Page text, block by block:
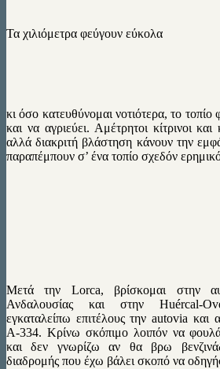
Τα χιλιόμετρα φεύγουν εύκολα
κι όσο κατευθύνομαι νοτιότερα, το τοπίο
και να αγριεύει. Αμέτρητοι κίτρινοι
αλλά διακριτή βλάστηση κάνουν την
παραπέμπουν σ’ ένα τοπίο σχεδόν
Μετά την Lorca, βρίσκομαι στην
Ανδαλουσίας και στην Huércal-
εγκαταλείπω επιτέλους την autovia και
Α-334. Κρίνω σκόπιμο λοιπόν να
και δεν γνωρίζω αν θα βρω
διαδρομής που έχω βάλει σκοπό να